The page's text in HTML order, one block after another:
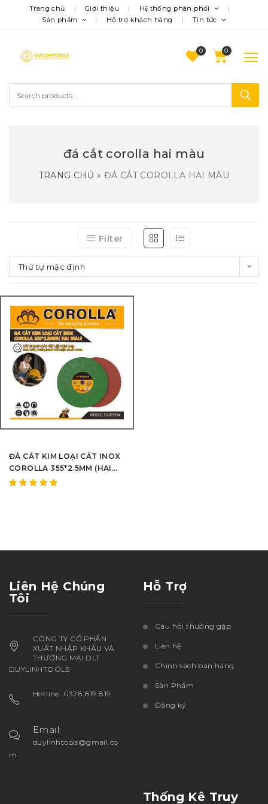
Trang chủ Giới thiệu
Hệ thống phân phối
Sản phẩm
Hỗ trợ khách hàng Tin tức
0
đá cắt corolla hai màu
TRANG CHỦ » ĐÁ CẮT COROLLA HAI MÀU
Filter
Thứ tự mặc định
ĐÁ CẮT KIM LOẠI CẮT INOX
COROLLA 355*2.5MM (HAI
MÀU)
Liên Hệ Chúng
Tôi
CÔNG TY CỔ PHẦN
XUẤT NHẬP KHẨU VÀ
THƯƠNG MẠI DLT
DUYLINHTOOLS
Hotline: 0328.819.819
Email:
duylinhtools@gmail.co
m
Hỗ Trợ
Câu hỏi thường gặp
Liên hệ
Chính sách bán hàng
Sản Phẩm
Đăng ký
Thống Kê Truy